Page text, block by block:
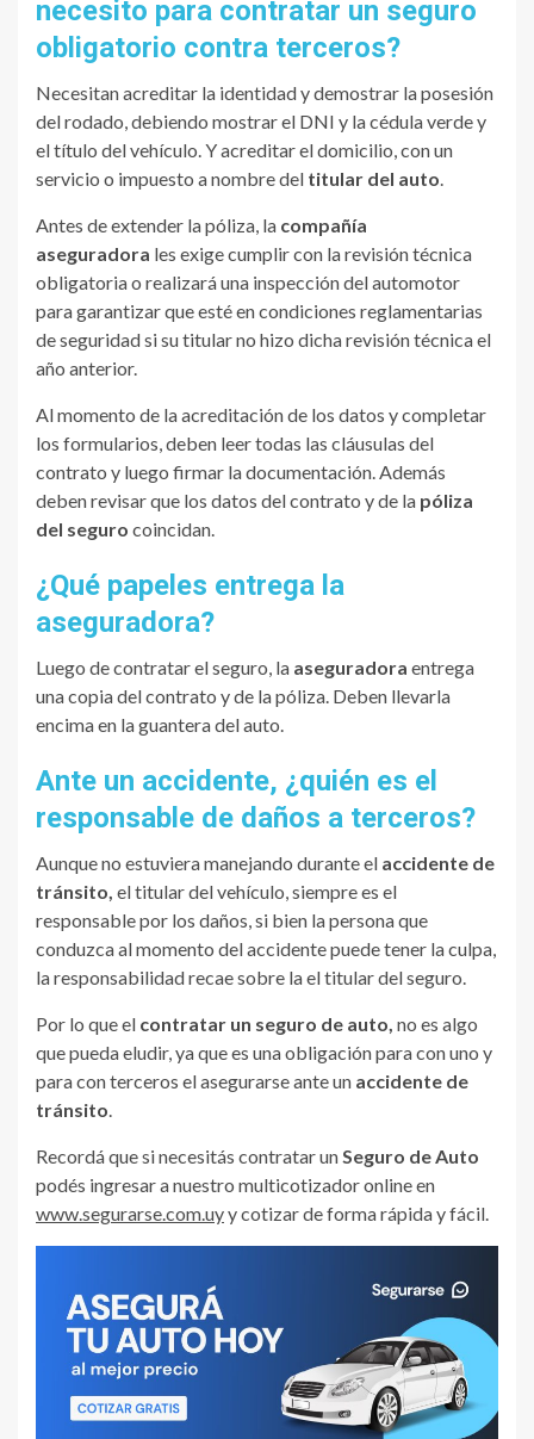
necesito para contratar un seguro
obligatorio contra terceros?
Necesitan acreditar la identidad y demostrar la posesión
del rodado, debiendo mostrar el DNI y la cédula verde y
el título del vehículo. Y acreditar el domicilio, con un
servicio o impuesto a nombre del titular del auto.
Antes de extender la póliza, la compañía
aseguradora les exige cumplir con la revisión técnica
obligatoria o realizará una inspección del automotor
para garantizar que esté en condiciones reglamentarias
de seguridad si su titular no hizo dicha revisión técnica el
año anterior.
Al momento de la acreditación de los datos y completar
los formularios, deben leer todas las cláusulas del
contrato y luego firmar la documentación. Además
deben revisar que los datos del contrato y de la póliza
del seguro coincidan.
¿Qué papeles entrega la
aseguradora?
Luego de contratar el seguro, la aseguradora entrega
una copia del contrato y de la póliza. Deben llevarla
encima en la guantera del auto.
Ante un accidente, ¿quién es el
responsable de daños a terceros?
Aunque no estuviera manejando durante el accidente de
tránsito, el titular del vehículo, siempre es el
responsable por los daños, si bien la persona que
conduzca al momento del accidente puede tener la culpa,
la responsabilidad recae sobre la el titular del seguro.
Por lo que el contratar un seguro de auto, no es algo
que pueda eludir, ya que es una obligación para con uno y
para con terceros el asegurarse ante un accidente de
tránsito.
Recordá que si necesitás contratar unSeguro de Auto
podés ingresar a nuestro multicotizador online en
www.segurarse.com.uyy cotizar de forma rápida y fácil.